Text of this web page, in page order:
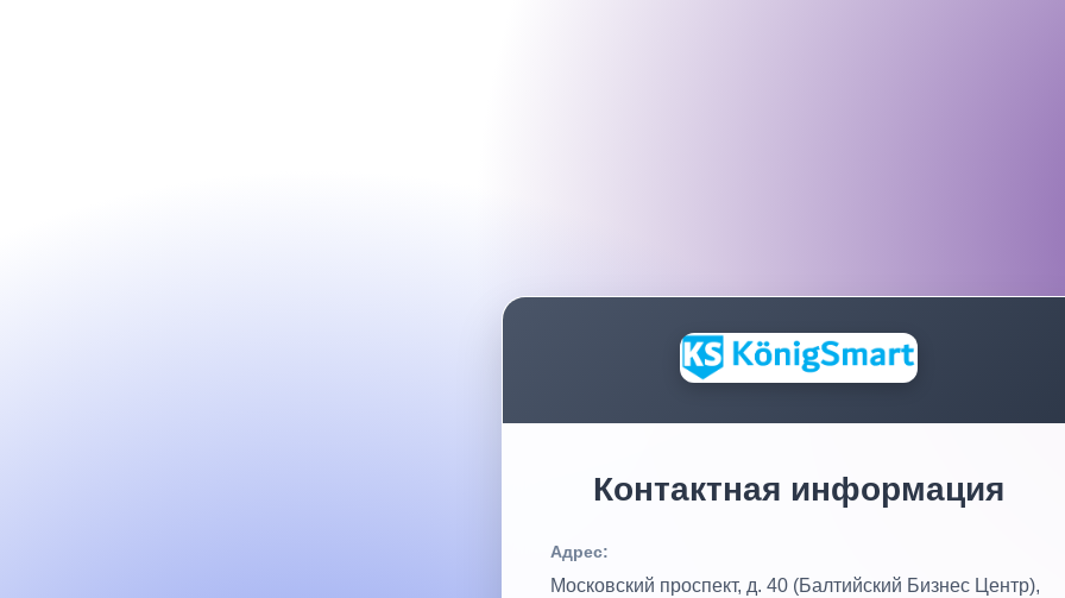
Контактная информация
Адрес:
Московский проспект, д. 40 (Балтийский Бизнес Центр),